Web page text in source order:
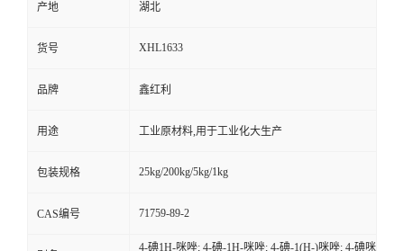
产地 湖北
货号 XHL1633
品牌 鑫红利
用途 工业原材料,用于工业化大生产
包装规格 25kg/200kg/5kg/1kg
CAS编号 71759-89-2
4-碘1H-咪唑; 4-碘-1H-咪唑; 4-碘-1(H-)咪唑; 4-碘咪